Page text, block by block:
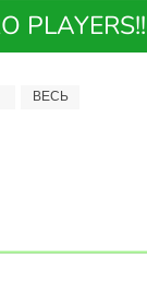
ВЕСЬ